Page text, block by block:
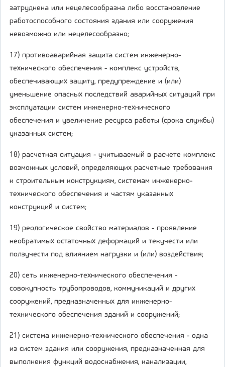
затруднена или нецелесообразна либо восстановление
работоспособного состояния здания или сооружения
невозможно или нецелесообразно;
17) противоаварийная защита систем инженерно-
технического обеспечения - комплекс устройств,
обеспечивающих защиту, предупреждение и (или)
уменьшение опасных последствий аварийных ситуаций при
эксплуатации систем инженерно-технического
обеспечения и увеличение ресурса работы (срока службы)
указанных систем;
18) расчетная ситуация - учитываемый в расчете комплекс
возможных условий, определяющих расчетные требования
к строительным конструкциям, системам инженерно-
технического обеспечения и частям указанных
конструкций и систем;
19) реологическое свойство материалов - проявление
необратимых остаточных деформаций и текучести или
ползучести под влиянием нагрузки и (или) воздействия;
20) сеть инженерно-технического обеспечения -
совокупность трубопроводов, коммуникаций и других
сооружений, предназначенных для инженерно-
технического обеспечения зданий и сооружений;
21) система инженерно-технического обеспечения - одна
из систем здания или сооружения, предназначенная для
выполнения функций водоснабжения, канализации,